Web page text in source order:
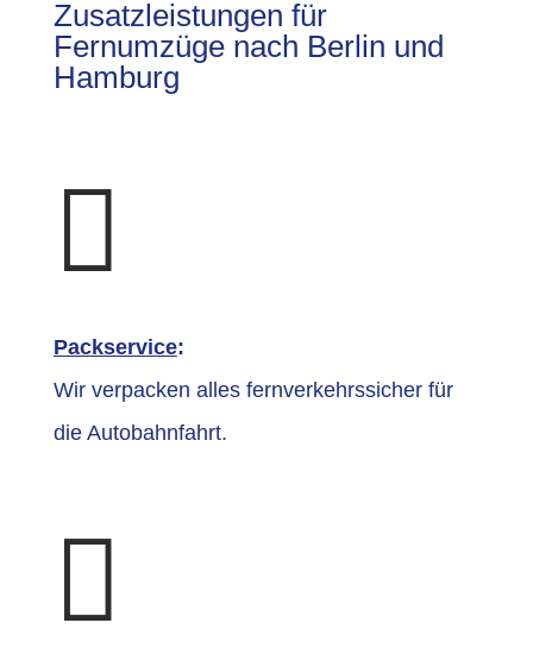
Zusatzleistungen für
Fernumzüge nach Berlin und
Hamburg

Packservice:
Wir verpacken alles fernverkehrssicher für
die Autobahnfahrt.
